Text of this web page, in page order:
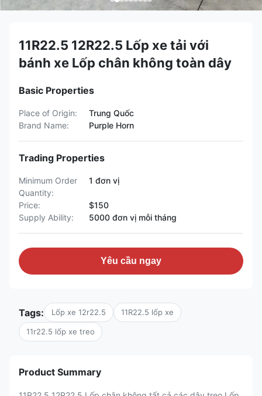
11R22.5 12R22.5 Lốp xe tải với
bánh xe Lốp chân không toàn dây
Basic Properties
Place of Origin:
Trung Quốc
Brand Name:
Purple Horn
Trading Properties
Minimum Order
Quantity:
1 đơn vị
Price:
$150
Supply Ability:
5000 đơn vị mỗi tháng
Yêu cầu ngay
Tags: Lốp xe 12r22.5 11R22.5 lốp xe
11r22.5 lốp xe treo
Product Summary